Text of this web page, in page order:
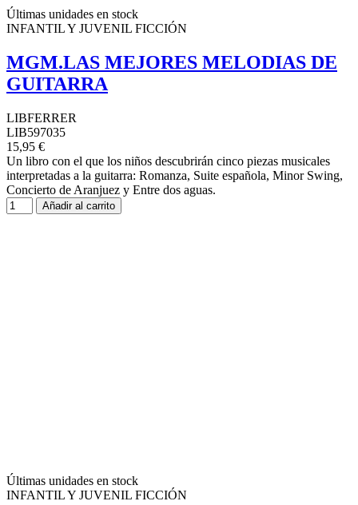
Últimas unidades en stock
INFANTIL Y JUVENIL FICCIÓN
MGM.LAS MEJORES MELODIAS DE
GUITARRA
LIBFERRER
LIB597035
15,95 €
Un libro con el que los niños descubrirán cinco piezas musicales
interpretadas a la guitarra: Romanza, Suite española, Minor Swing,
Concierto de Aranjuez y Entre dos aguas.
Añadir al carrito
Últimas unidades en stock
INFANTIL Y JUVENIL FICCIÓN